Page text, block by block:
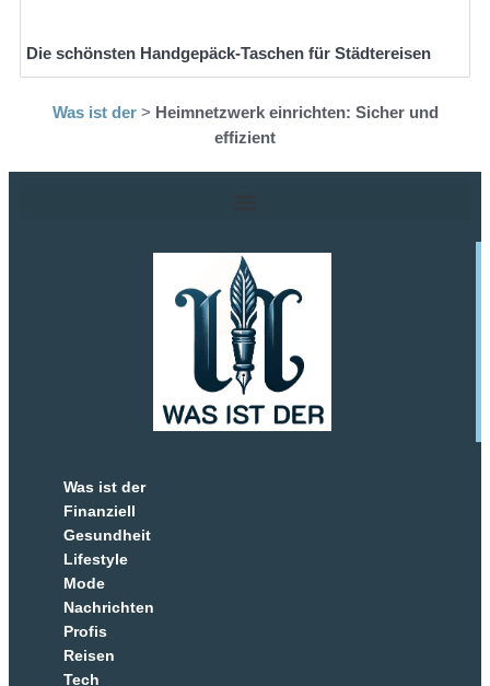
Die schönsten Handgepäck-Taschen für Städtereisen
Was ist der> Heimnetzwerk einrichten: Sicher und
effizient
Was ist der
Finanziell
Gesundheit
Lifestyle
Mode
Nachrichten
Profis
Reisen
Tech